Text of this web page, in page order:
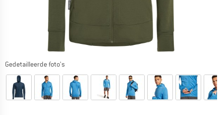
Gedetailleerde foto's